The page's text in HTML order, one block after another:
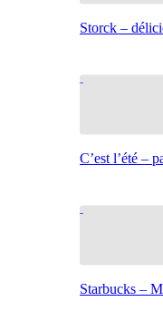
Storck –
C’est l’été –
Starbucks –